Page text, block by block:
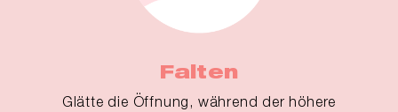
Falten
Glätte die Öffnung, während der höhere